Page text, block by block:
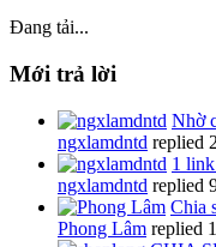
Đang tải...
Mới trả lời
Nhờ
ngxlamdntd replied
1
ngxlamdntd replied
Chia
Phong Lâm replied